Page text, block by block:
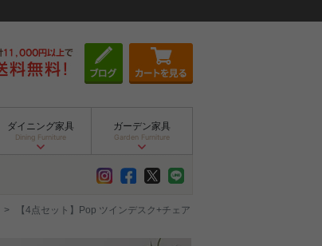
ダイニング家具
Dining Furniture
ガーデン家具
Garden Furniture
【4点セット】Pop ツインデスク+チェア